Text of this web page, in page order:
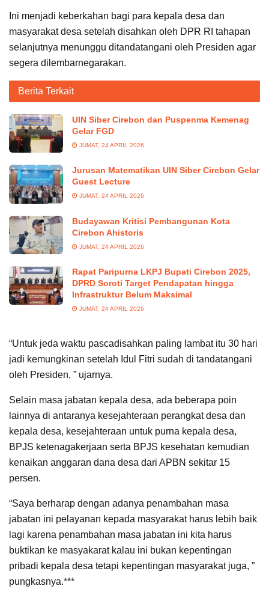
Ini menjadi keberkahan bagi para kepala desa dan
masyarakat desa setelah disahkan oleh DPR RI tahapan
selanjutnya menunggu ditandatangani oleh Presiden agar
segera dilembarnegarakan.
Berita Terkait
UIN Siber Cirebon dan Puspenma Kemenag
Gelar FGD
JUMAT, 24 APRIL 2026
Jurusan Matematikan UIN Siber Cirebon Gelar
Guest Lecture
JUMAT, 24 APRIL 2026
Budayawan Kritisi Pembangunan Kota
Cirebon Ahistoris
JUMAT, 24 APRIL 2026
Rapat Paripurna LKPJ Bupati Cirebon 2025,
DPRD Soroti Target Pendapatan hingga
Infrastruktur Belum Maksimal
JUMAT, 24 APRIL 2026
“Untuk jeda waktu pascadisahkan paling lambat itu 30 hari
jadi kemungkinan setelah Idul Fitri sudah di tandatangani
oleh Presiden, ” ujarnya.
Selain masa jabatan kepala desa, ada beberapa poin
lainnya di antaranya kesejahteraan perangkat desa dan
kepala desa, kesejahteraan untuk purna kepala desa,
BPJS ketenagakerjaan serta BPJS kesehatan kemudian
kenaikan anggaran dana desa dari APBN sekitar 15
persen.
“Saya berharap dengan adanya penambahan masa
jabatan ini pelayanan kepada masyarakat harus lebih baik
lagi karena penambahan masa jabatan ini kita harus
buktikan ke masyakarat kalau ini bukan kepentingan
pribadi kepala desa tetapi kepentingan masyarakat juga, ”
pungkasnya.***